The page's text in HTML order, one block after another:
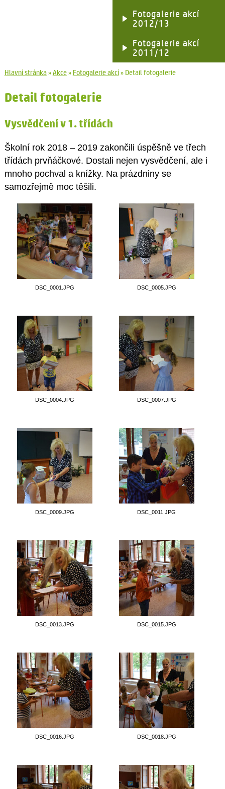
Fotogalerie akcí
2012/13
Fotogalerie akcí
2011/12
Hlavní stránka»Akce» Fotogalerie akcí» Detail fotogalerie
Detail fotogalerie
Vysvědčení v 1. třídách
Školní rok 2018 – 2019 zakončili úspěšně ve třech
třídách prvňáčkové. Dostali nejen vysvědčení, ale i
mnoho pochval a knížky. Na prázdniny se
samozřejmě moc těšili.
DSC_0001.JPG DSC_0005.JPG
DSC_0004.JPG DSC_0007.JPG
DSC_0009.JPG DSC_0011.JPG
DSC_0013.JPG DSC_0015.JPG
DSC_0016.JPG DSC_0018.JPG